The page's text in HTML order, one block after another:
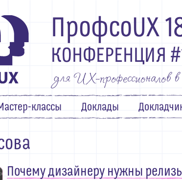
ПрофсоUX
КОНФЕРЕНЦИЯ
для UX-профессионалов
классы Доклады
Почему дизайнеру нужны